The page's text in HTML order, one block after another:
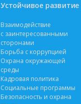
Устойчивое развитие
Взаимодействие
с заинтересованными
сторонами
Борьба с коррупцией
Охрана окружающей
среды
Кадровая политика
Социальные программы
Безопасность и охрана